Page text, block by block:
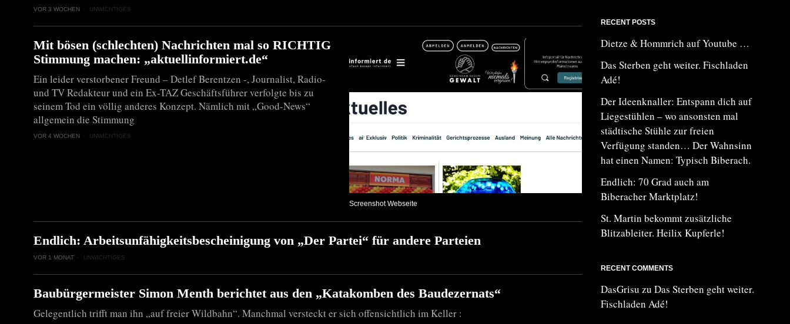
VOR 3 WOCHEN UNWICHTIGES
Screenshot Webseite
Mit bösen (schlechten) Nachrichten mal so RICHTIG
Stimmung machen: „aktuellinformiert.de“
Ein leider verstorbener Freund – Detlef Berentzen -, Journalist, Radio-
und TV Redakteur und ein Ex-TAZ Geschäftsführer verfolgte bis zu
seinem Tod ein völlig anderes Konzept. Nämlich mit „Good-News“
allgemein die Stimmung
VOR 4 WOCHEN UNWICHTIGES
Endlich: Arbeitsunfähigkeitsbescheinigung von „Der Partei“ für andere Parteien
VOR 1 MONAT UNWICHTIGES
Baubürgermeister Simon Menth berichtet aus den „Katakomben des Baudezernats“
Gelegentlich trifft man ihn „auf freier Wildbahn“. Manchmal versteckt er sich offensichtlich im Keller :
RECENT POSTS
Dietze & Hommrich auf Youtube …
Das Sterben geht weiter. Fischladen
Adé!
Der Ideenknaller: Entspann dich auf
Liegestühlen – wo ansonsten mal
städtische Stühle zur freien
Verfügung standen… Der Wahnsinn
hat einen Namen: Typisch Biberach.
Endlich: 70 Grad auch am
Biberacher Marktplatz!
St. Martin bekommt zusätzliche
Blitzableiter. Heilix Kupferle!
RECENT COMMENTS
DasGrisu zu Das Sterben geht weiter.
Fischladen Adé!